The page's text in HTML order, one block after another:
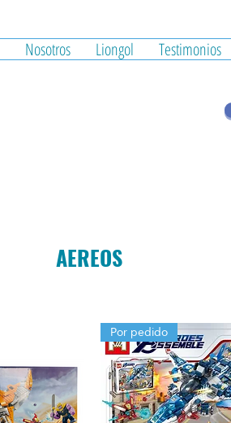
Nosotros Liongol Testimonios
AEREOS
Por pedido